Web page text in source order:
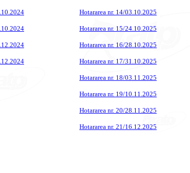
Hotararea nr. 14/03.10.2025
Hotararea nr. 15/24.10.2025
Hotararea nr. 16/28.10.2025
Hotararea nr. 17/31.10.2025
Hotararea nr. 18/03.11.2025
Hotararea nr. 19/10.11.2025
Hotararea nr. 20/28.11.2025
Hotararea nr. 21/16.12.2025